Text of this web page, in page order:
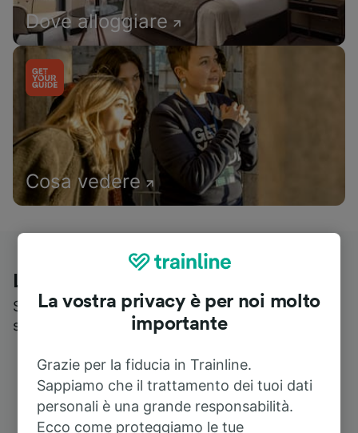
Dove alloggiare
Cosa vedere
Le recensioni dei nostri viaggiatori
Scopri cosa pensa realmente chi utilizza i nostri
servizi
La vostra privacy è per noi molto
importante
Grazie per la fiducia in Trainline.
Sappiamo che il trattamento dei tuoi dati
personali è una grande responsabilità.
Ecco come proteggiamo le tue